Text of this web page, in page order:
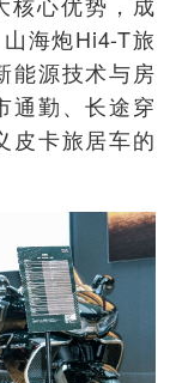
海炮Hi4-T旅
能源技术与房
通勤、长途穿
皮卡旅居车的